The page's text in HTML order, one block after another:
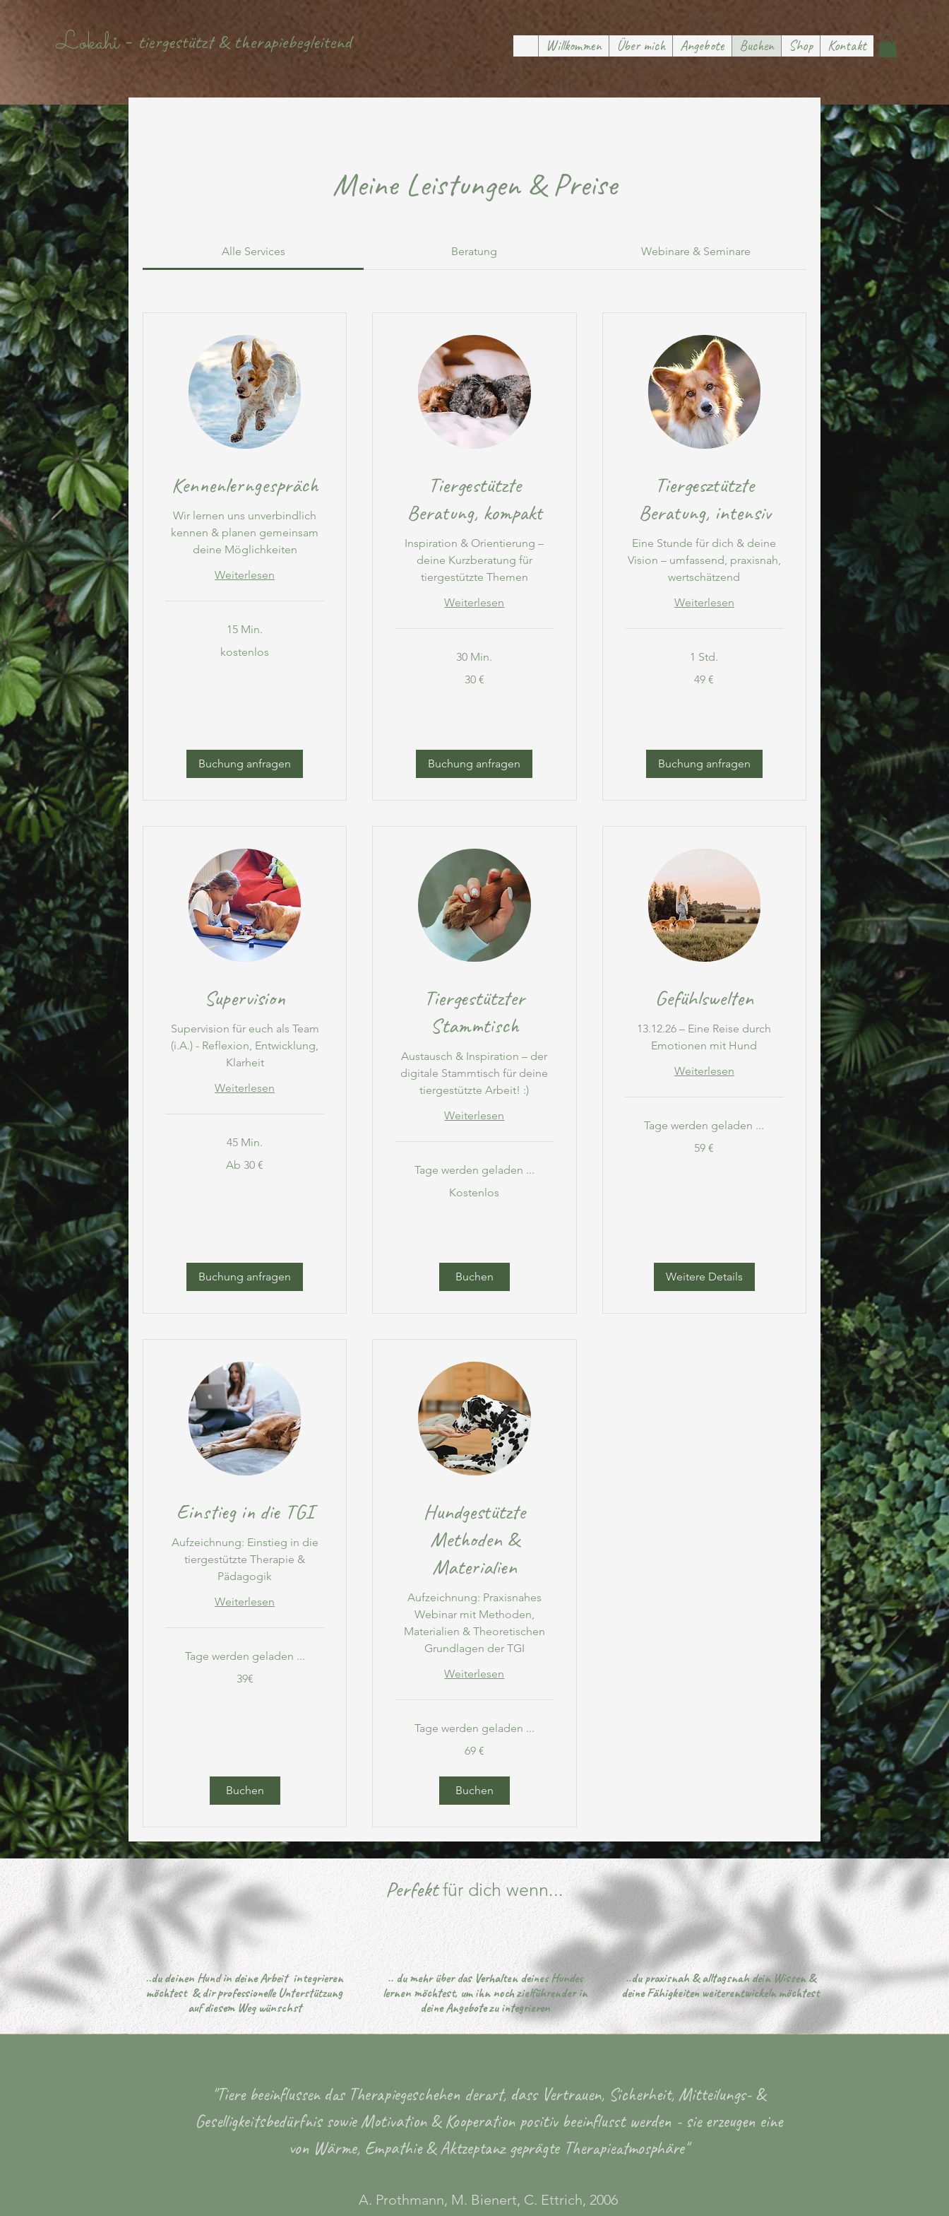
Lokahi- tiergestützt & therapiebegleitend Willkommen Über mich Angebote Buchen Shop Kontakt
Meine Leistungen & Preise
Alle Services Beratung Webinare & Seminare
Kennenlerngespräch
Wir lernen uns unverbindlich
kennen & planen gemeinsam
deine Möglichkeiten
Weiterlesen
15 Min.
kostenlos
Buchung anfragen
Tiergestützte
Beratung, kompakt
Inspiration & Orientierung –
deine Kurzberatung für
tiergestützte Themen
Weiterlesen
30 Min.
30 €
Buchung anfragen
Tiergesztützte
Beratung, intensiv
Eine Stunde für dich & deine
Vision – umfassend, praxisnah,
wertschätzend
Weiterlesen
1 Std.
49 €
Buchung anfragen
Supervision
Supervision für euch als Team
(i.A.) - Reflexion, Entwicklung,
Klarheit
Weiterlesen
45 Min.
Ab 30 €
Buchung anfragen
Tiergestützter
Stammtisch
Austausch & Inspiration – der
digitale Stammtisch für deine
tiergestützte Arbeit! :)
Weiterlesen
Tage werden geladen ...
Kostenlos
Buchen
Gefühlswelten
13.12.26 – Eine Reise durch
Emotionen mit Hund
Weiterlesen
Tage werden geladen ...
59 €
Weitere Details
Einstieg in die TGI
Aufzeichnung: Einstieg in die
tiergestützte Therapie &
Pädagogik
Weiterlesen
Tage werden geladen ...
39€
Buchen
Hundgestützte
Methoden &
Materialien
Aufzeichnung: Praxisnahes
Webinar mit Methoden,
Materialien & Theoretischen
Grundlagen der TGI
Weiterlesen
Tage werden geladen ...
69 €
Buchen
Get to Know Us
Use this space to tell users more about yourself or to describe what your
business does. Click to edit the text.
Perfektfür dich wenn...
..du deinen Hund in deine Arbeit integrieren
möchtest & dir professionelle Unterstützung
auf diesem Weg wünschst
.. du mehr über das Verhalten deines Hundes
lernen möchtest, um ihn noch zielführender in
deine Angebote zu integrieren
..du praxisnah & alltagsnah dein Wissen &
deine Fähigkeiten weiterentwickeln möchtest
"Tiere beeinflussen das Therapiegeschehen derart, dass Vertrauen, Sicherheit, Mitteilungs- &
Geselligkeitsbedürfnis sowie Motivation & Kooperation positiv beeinflusst werden - sie erzeugen eine
von Wärme, Empathie & Aktzeptanz geprägte Therapieatmosphäre"
A. Prothmann, M. Bienert, C. Ettrich, 2006